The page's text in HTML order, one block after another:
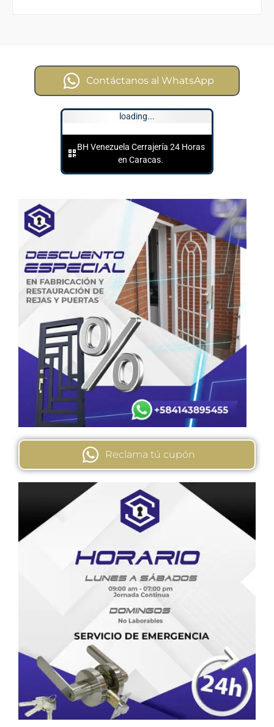
Contáctanos al WhatsApp
loading...
BH Venezuela Cerrajería 24 Horas
en Caracas.
Reclama tú cupón